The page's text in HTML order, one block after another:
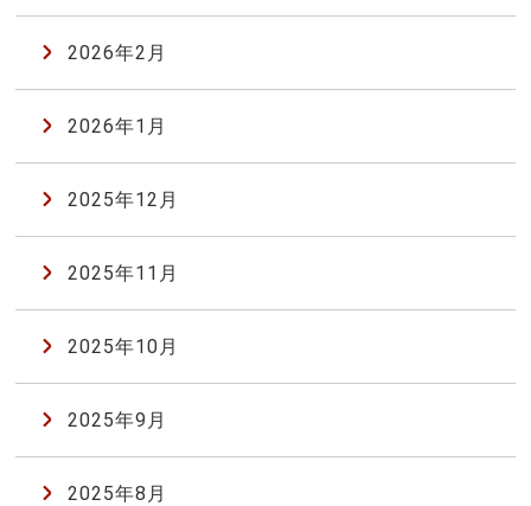
2026年2月
2026年1月
2025年12月
2025年11月
2025年10月
2025年9月
2025年8月